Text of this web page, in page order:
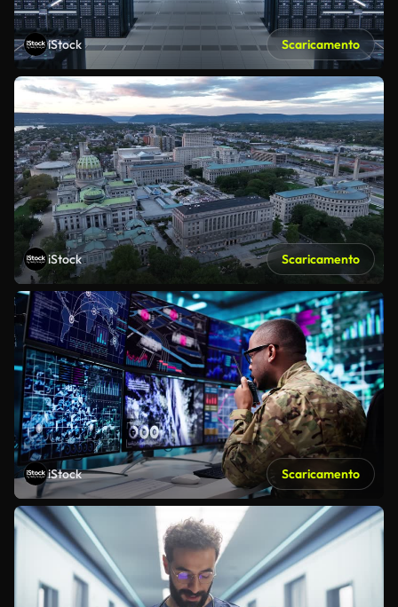
iStock Scaricamento
iStock Scaricamento
iStock Scaricamento